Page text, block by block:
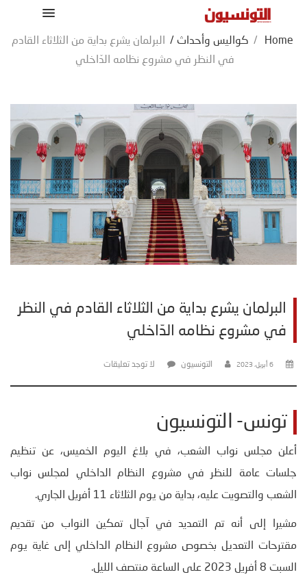
Home
/ كواليس وأحداث /
البرلمان يشرع بداية من الثلاثاء القادم
في النظر في مشروع نظامه الدّاخلي
البرلمان يشرع بداية من الثلاثاء القادم في النظر
في مشروع نظامه الدّاخلي
6 أبريل، 2023 التونسيون لا توجد تعليقات
تونس- التونسيون
أعلن مجلس نواب الشعب، في بلاغ اليوم الخميس، عن تنظيم
جلسات عامة للنظر في مشروع النظام الداخلي لمجلس نواب
الشعب والتصويت عليه، بداية من يوم الثلاثاء 11 أفريل الجاري.
مشيرا إلى أنه تم التمديد في آجال تمكين النواب من تقديم
مقترحات التعديل بخصوص مشروع النظام الداخلي إلى غاية يوم
السبت 8 أفريل 2023 على الساعة منتصف الليل.